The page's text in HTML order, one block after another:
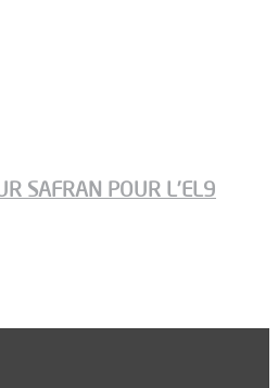
SAFRAN POUR L’EL9